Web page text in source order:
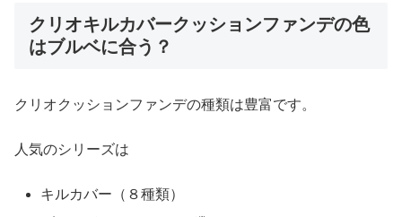
クリオキルカバークッションファンデの色
はブルベに合う？
クリオクッションファンデの種類は豊富です。
人気のシリーズは
キルカバー（８種類）